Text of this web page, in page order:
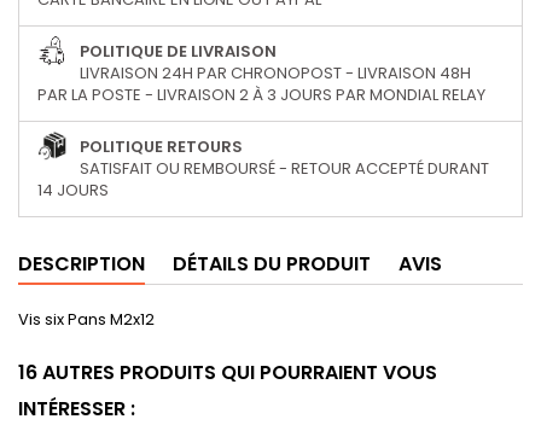
POLITIQUE DE LIVRAISON
LIVRAISON 24H PAR CHRONOPOST - LIVRAISON 48H
PAR LA POSTE - LIVRAISON 2 À 3 JOURS PAR MONDIAL RELAY
POLITIQUE RETOURS
SATISFAIT OU REMBOURSÉ - RETOUR ACCEPTÉ DURANT
14 JOURS
DESCRIPTION DÉTAILS DU PRODUIT AVIS
Vis six Pans M2x12
16 AUTRES PRODUITS QUI POURRAIENT VOUS
INTÉRESSER :